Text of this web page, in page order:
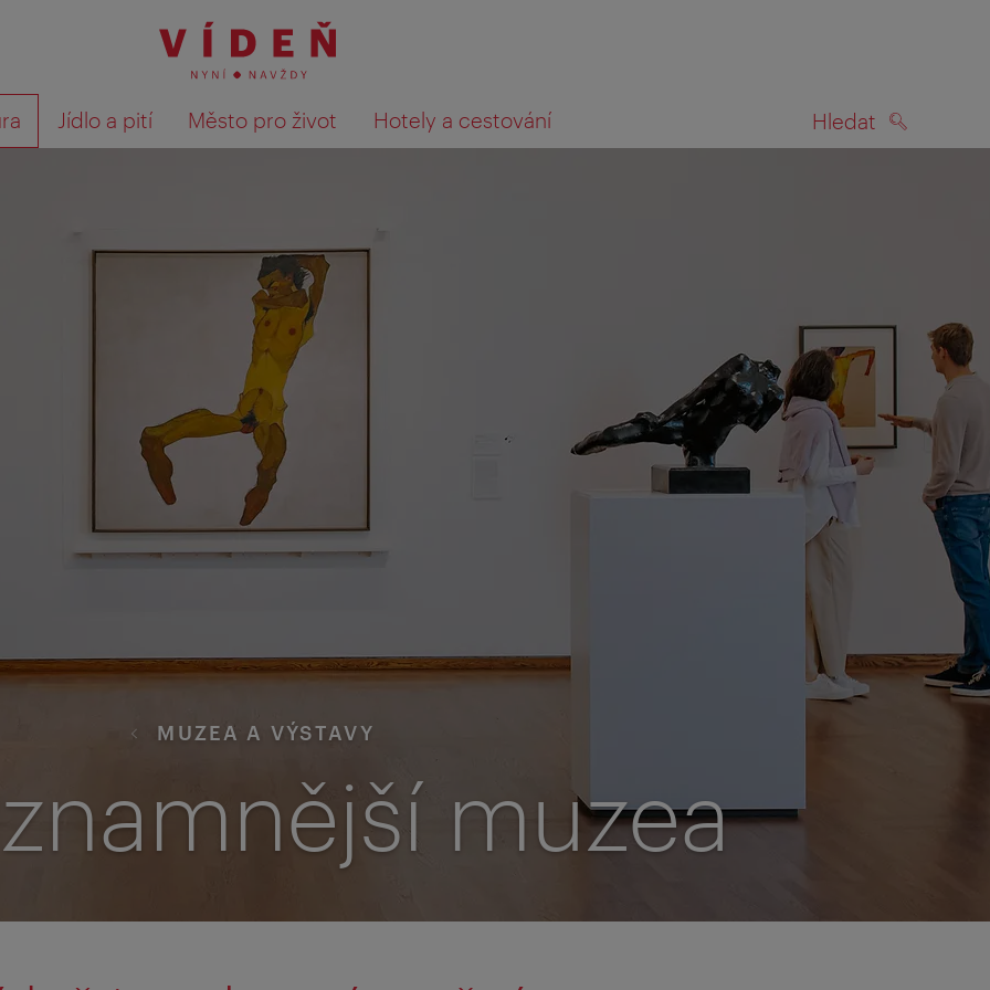
Jídlo a pití Město pro život Hotely a cestování Hledat
MUZEA A VÝSTAVY
muzea